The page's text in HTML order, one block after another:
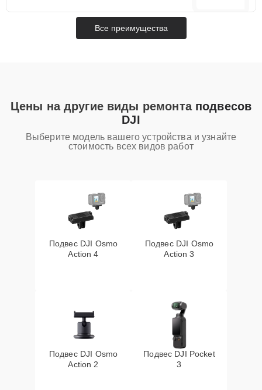
Все преимущества
Цены на другие виды ремонта подвесов
DJI
Выберите модель вашего устройства и узнайте
стоимость всех видов работ
Подвес DJI Osmo
Action 4
Подвес DJI Osmo
Action 3
Подвес DJI Osmo
Action 2
Подвес DJI Pocket
3